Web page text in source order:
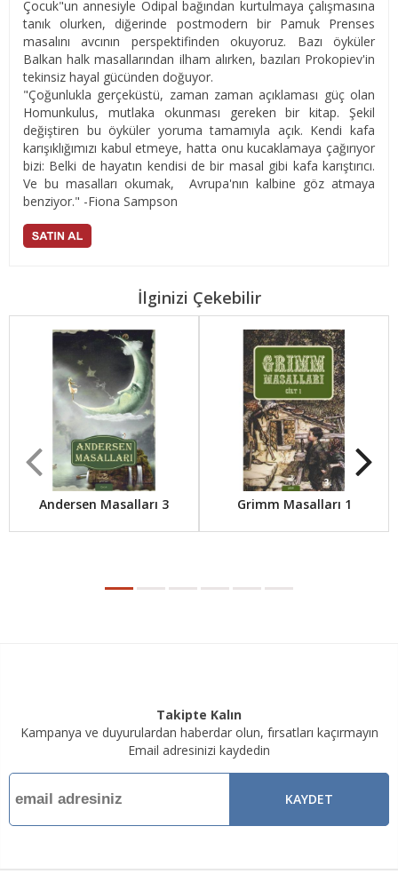
Çocuk"un annesiyle Ödipal bağından kurtulmaya çalışmasına
tanık olurken, diğerinde postmodern bir Pamuk Prenses
masalını avcının perspektifinden okuyoruz. Bazı öyküler
Balkan halk masallarından ilham alırken, bazıları Prokopiev'in
tekinsiz hayal gücünden doğuyor.
"Çoğunlukla gerçeküstü, zaman zaman açıklaması güç olan
Homunkulus, mutlaka okunması gereken bir kitap. Şekil
değiştiren bu öyküler yoruma tamamıyla açık. Kendi kafa
karışıklığımızı kabul etmeye, hatta onu kucaklamaya çağırıyor
bizi: Belki de hayatın kendisi de bir masal gibi kafa karıştırıcı.
Ve bu masalları okumak, Avrupa'nın kalbine göz atmaya
benziyor." -Fiona Sampson
İlginizi Çekebilir
Andersen Masalları 3 Grimm Masalları 1
Takipte Kalın
Kampanya ve duyurulardan haberdar olun, fırsatları kaçırmayın
Email adresinizi kaydedin
KAYDET